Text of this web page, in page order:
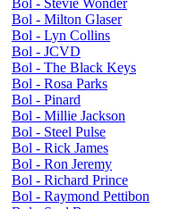
Bol - Milton Glaser
Bol - Lyn Collins
Bol - JCVD
Bol - The Black Keys
Bol - Rosa Parks
Bol - Pinard
Bol - Millie Jackson
Bol - Steel Pulse
Bol - Rick James
Bol - Ron Jeremy
Bol - Richard Prince
Bol - Raymond Pettibon